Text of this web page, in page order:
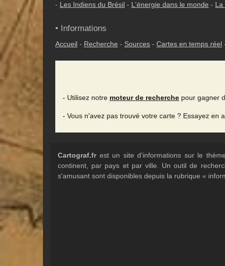
- Les Indiens du Brésil - L'énergie dans le monde - La
• Informations
Accueil - Recherche - Sources - Cartes en temps réel
- Utilisez notre moteur de recherche pour gagner
- Vous n'avez pas trouvé votre carte ? Essayez en
Cartograf.frest un site d'informations sur le
continent, par pays et par ville. Un outil de
s'amusant sont disponibles depuis la rubrique «